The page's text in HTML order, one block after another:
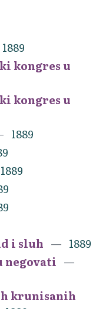
1889
kongres u
kongres u
1889
1889
i sluh
1889
negovati
krunisanih